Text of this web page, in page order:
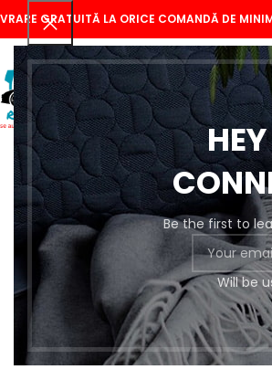
Be the first to
Will be
GRATUITĂ LA ORICE COMANDĂ DE